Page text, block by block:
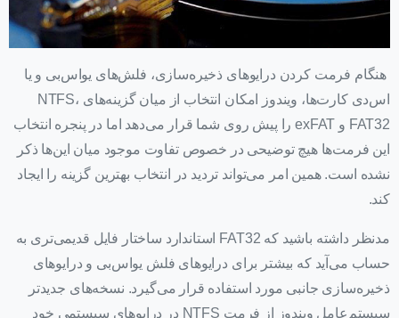
هنگام فرمت کردن درایوهای ذخیره‌سازی، فلش‌های یو‌اس‌بی و یا
اس‌دی کارت‌ها، ویندوز امکان انتخاب از میان گزینه‌های NTFS،
FAT32 و exFAT را پیش روی شما قرار می‌دهد اما در پنجره انتخاب
این فرمت‌ها هیچ توضیحی در خصوص تفاوت موجود میان این‌ها ذکر
نشده است. همین امر می‌تواند تردید در انتخاب بهترین گزینه را ایجاد
کند.
مدنظر داشته باشید که FAT32 استاندارد ساختار فایل قدیمی‌تری به
حساب می‌آید که بیشتر برای درایوهای فلش یو‌اس‌بی و درایوهای
ذخیره‌سازی جانبی مورد استفاده قرار می‌گیرد. نسخه‌های جدیدتر
سیستم‌عامل ویندوز از فرمت NTFS در درایوهای سیستمی خود